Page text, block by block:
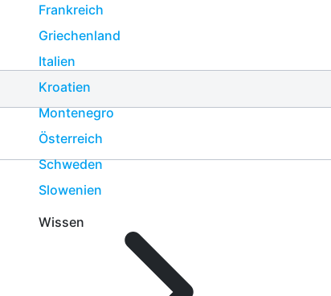
Frankreich
Griechenland
Italien
Kroatien
Montenegro
Österreich
Schweden
Slowenien
Wissen